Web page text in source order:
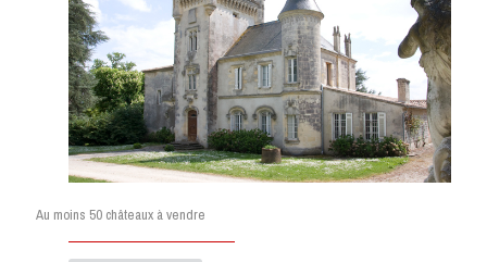
Au moins 50 châteaux à vendre